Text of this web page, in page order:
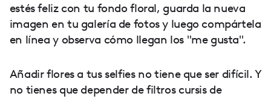
estés feliz con tu fondo floral, guarda la nueva
imagen en tu galería de fotos y luego compártela
en línea y observa cómo llegan los "me gusta".
Añadir flores a tus selfies no tiene que ser difícil. Y
no tienes que depender de filtros cursis de